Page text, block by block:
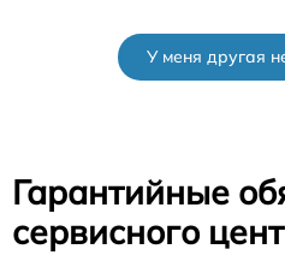
У меня другая
Гарантийные
сервисного